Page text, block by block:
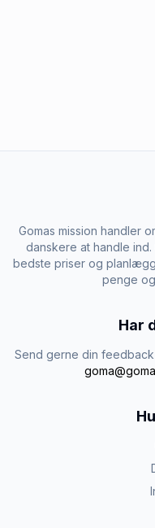
Gomas mission handler
danskere at handle
bedste priser og
penge
Har
Send gerne din